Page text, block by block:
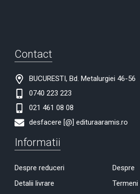
Contact
BUCURESTI, Bd. Metalurgiei 46-56
0740 223 223
021 461 08 08
desfacere [@] edituraaramis.ro
Informatii
Despre reduceri
Detalii livrare
Despre